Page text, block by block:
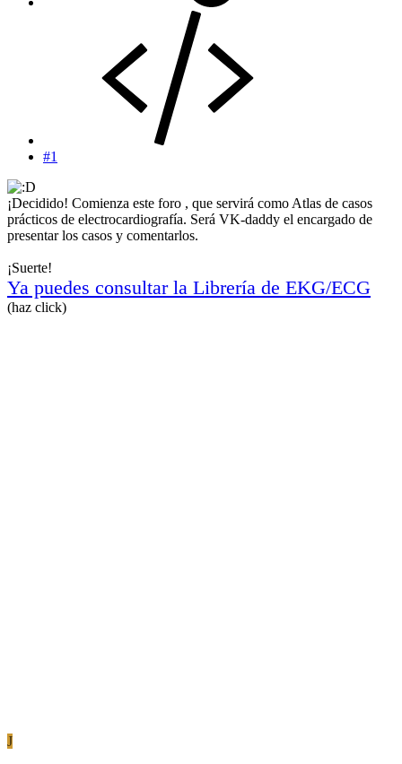
#1
¡Decidido! Comienza este foro , que servirá como Atlas de casos
prácticos de electrocardiografía. Será VK-daddy el encargado de
presentar los casos y comentarlos.
¡Suerte!
Ya puedes consultar la Librería de EKG/ECG
(haz click)
J